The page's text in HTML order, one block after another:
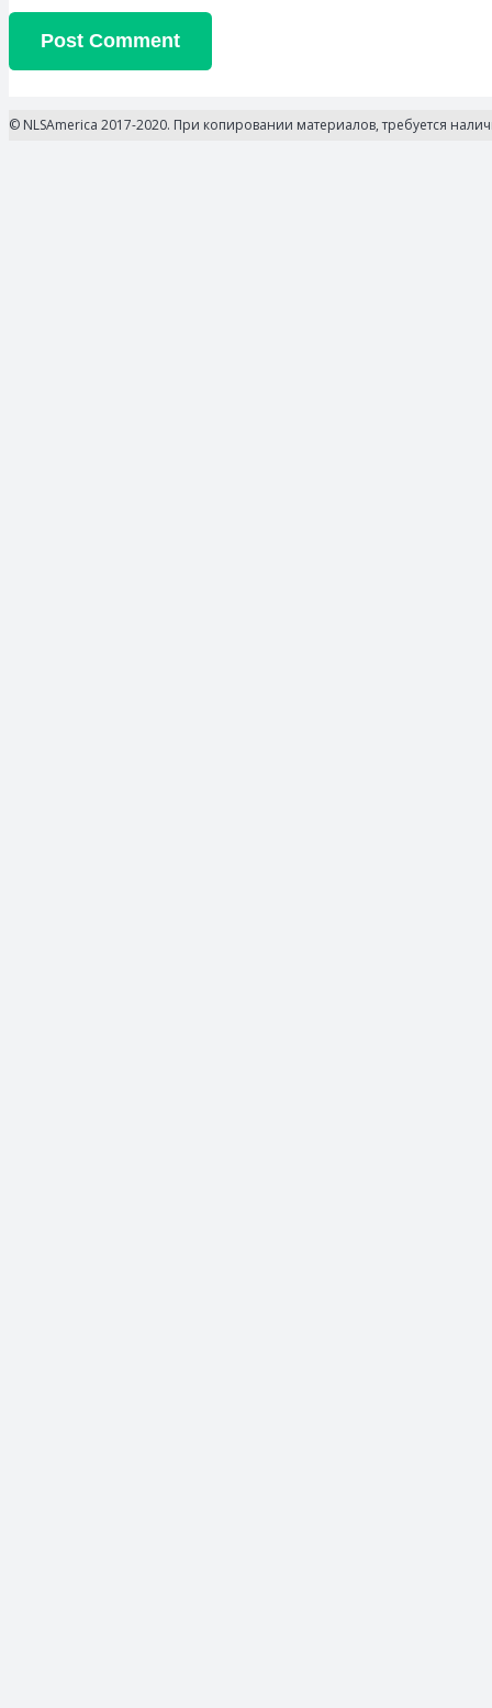
Post Comment
© NLSAmerica 2017-2020. При копировании материалов, требуется